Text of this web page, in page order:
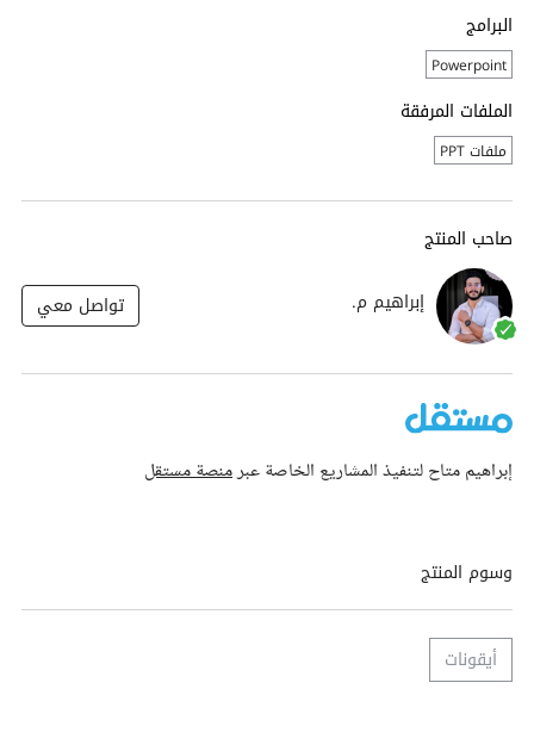
البرامج
Powerpoint
الملفات المرفقة
ملفات PPT
صاحب المنتج
إبراهيم م.
تواصل معي
إبراهيم متاح لتنفيذ المشاريع الخاصة عبرمنصة مستقل
وسوم المنتج
أيقونات